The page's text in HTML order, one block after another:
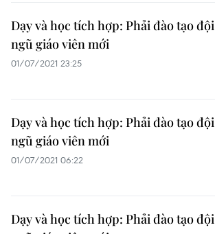
Dạy và học tích hợp: Phải đào tạo đội
ngũ giáo viên mới
01/07/2021 23:25
Dạy và học tích hợp: Phải đào tạo đội
ngũ giáo viên mới
01/07/2021 06:22
Dạy và học tích hợp: Phải đào tạo đội